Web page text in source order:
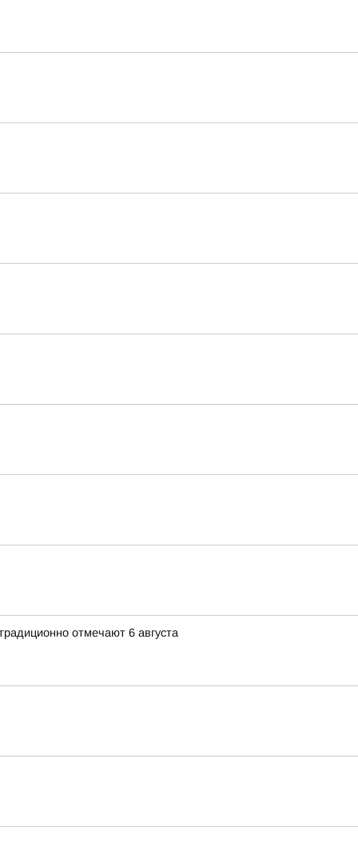
отмечают 6 августа